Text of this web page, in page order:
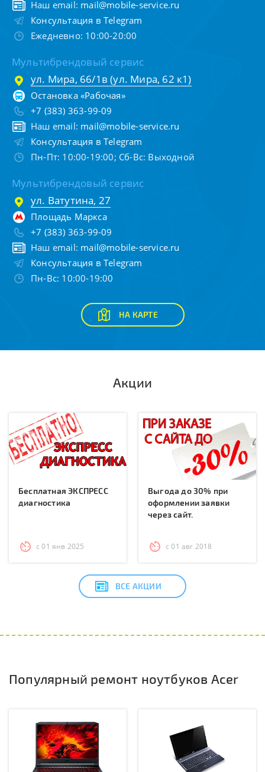
Наш email: mail@mobile-service.ru
Консультация в Telegram
Ежедневно: 10:00-20:00
Мультибрендовый сервис
ул. Мира, 66/1в (ул. Мира, 62 к1)
Остановка «Рабочая»
+7 (383) 363-99-09
Наш email: mail@mobile-service.ru
Консультация в Telegram
Пн-Пт: 10:00-19:00; Сб-Вс: Выходной
Мультибрендовый сервис
ул. Ватутина, 27
Площадь Маркса
+7 (383) 363-99-09
Наш email: mail@mobile-service.ru
Консультация в Telegram
Пн-Вс: 10:00-19:00
НА КАРТЕ
Акции
Бесплатная ЭКСПРЕСС
диагностика
с 01 янв 2025
Выгода до 30% при
оформлении заявки
через сайт.
с 01 авг 2018
ВСЕ АКЦИИ
Популярный ремонт ноутбуков Acer